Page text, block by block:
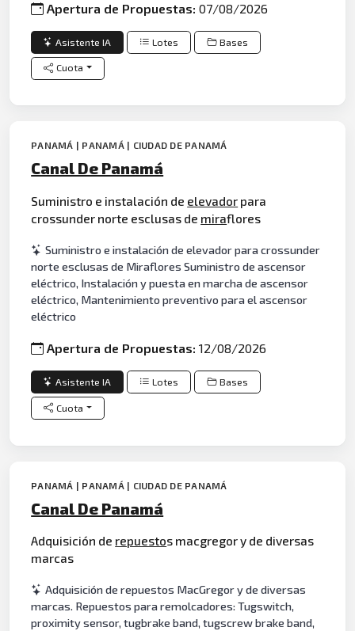
Apertura de Propuestas:07/08/2026
Asistente IA Lotes Bases
Cuota
PANAMÁ | PANAMÁ | CIUDAD DE PANAMÁ
Canal De Panamá
Suministro e instalación de elevador para
crossunder norte esclusas de miraflores
Suministro e instalación de elevador para crossunder
norte esclusas de Miraflores Suministro de ascensor
eléctrico, Instalación y puesta en marcha de ascensor
eléctrico, Mantenimiento preventivo para el ascensor
eléctrico
Apertura de Propuestas:12/08/2026
Asistente IA Lotes Bases
Cuota
PANAMÁ | PANAMÁ | CIUDAD DE PANAMÁ
Canal De Panamá
Adquisición de repuestos macgregor y de diversas
marcas
Adquisición de repuestos MacGregor y de diversas
marcas. Repuestos para remolcadores: Tugswitch,
proximity sensor, tugbrake band, tugscrew brake band,